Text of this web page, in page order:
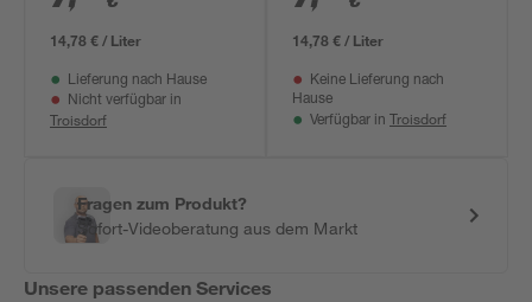
14,78 € / Liter
Lieferung nach Hause
Nicht verfügbar in
Troisdorf
14,78 € / Liter
Keine Lieferung nach
Hause
Verfügbar in Troisdorf
Fragen zum Produkt?
Sofort-Videoberatung aus dem Markt
Unsere passenden Services